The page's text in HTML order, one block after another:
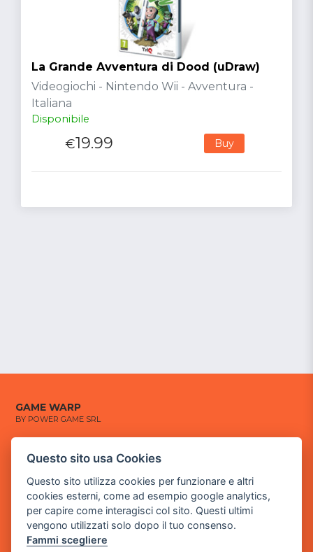
La Grande Avventura di Dood (uDraw)
Videogiochi - Nintendo Wii - Avventura -
Italiana
Disponibile
€19.99 Buy
GAME WARP
BY POWER GAME SRL
Sede Legale
via Villaggio dei Platani, 3
- 25014 Castenedolo, Brescia
Sede Operativa
via Industriale, 2 - 25082 Botticino, BS
Partita iva 03308130982
Questo sito usa Cookies
Questo sito utilizza cookies per funzionare e altri
cookies esterni, come ad esempio google analytics,
per capire come interagisci col sito. Questi ultimi
vengono utilizzati solo dopo il tuo consenso.
Fammi scegliere